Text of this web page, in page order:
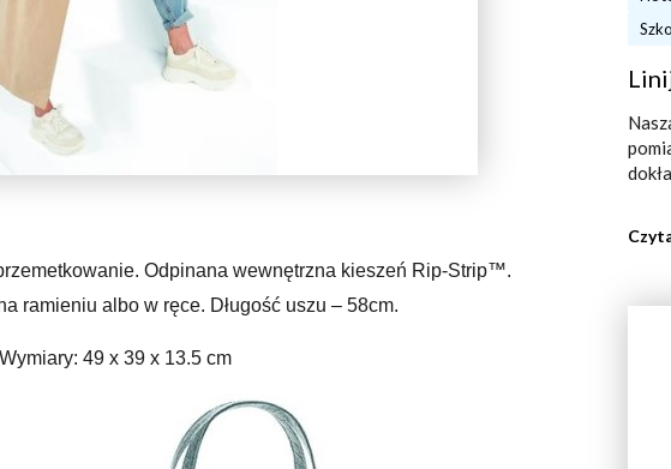
Odpinana wewnętrzna kieszeń Rip-Strip™.
ramieniu albo w ręce. Długość uszu – 58cm.
Wymiary: 49 x 39 x 13.5 cm